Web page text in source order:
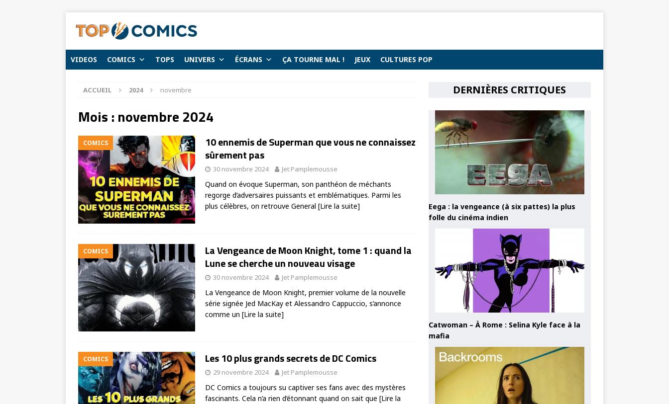
VIDEOS COMICS TOPS UNIVERS ÉCRANS ÇA TOURNE MAL ! JEUX CULTURES POP
ACCUEIL 2024 novembre
Mois : novembre 2024
COMICS
10 ennemis de Superman que vous ne connaissez
sûrement pas
30 novembre 2024 Jet Pamplemousse
Quand on évoque Superman, son panthéon de méchants
regorge d’adversaires puissants et emblématiques. Parmi les
plus célèbres, on retrouve General [Lire la suite]
COMICS
La Vengeance de Moon Knight, tome 1 : quand la
Lune se cherche un nouveau visage
30 novembre 2024 Jet Pamplemousse
La Vengeance de Moon Knight, premier volume de la nouvelle
série signée Jed MacKay et Alessandro Cappuccio, s’annonce
comme un [Lire la suite]
COMICS Les 10 plus grands secrets de DC Comics
29 novembre 2024 Jet Pamplemousse
DC Comics a toujours su captiver ses fans avec des mystères
fascinants. Cela n’a rien d’étonnant quand on sait que [Lire la
DERNIÈRES CRITIQUES
Eega : la vengeance (à six pattes) la plus
folle du cinéma indien
Catwoman – À Rome : Selina Kyle face à la
mafia